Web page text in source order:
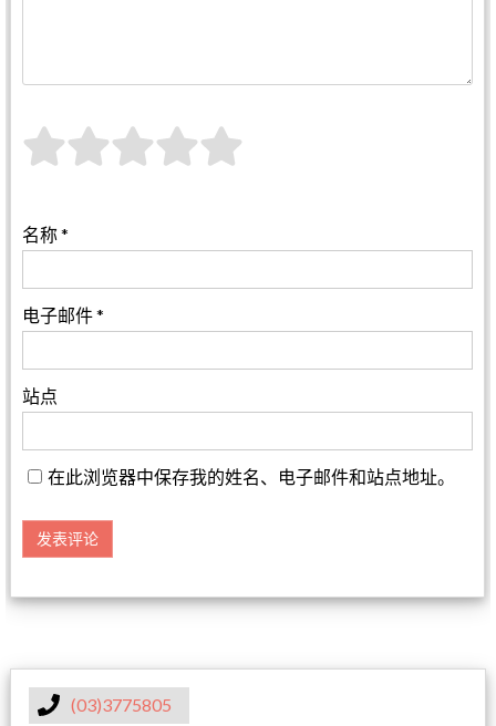
名称*
电子邮件*
站点
在此浏览器中保存我的姓名、电子邮件和站点地址。
(03)3775805